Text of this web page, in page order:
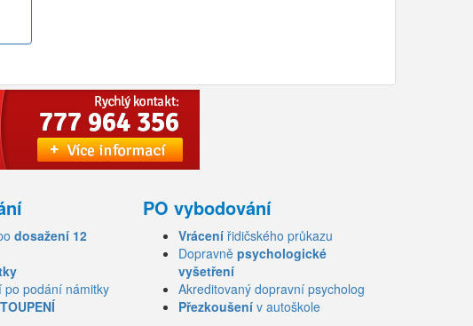
dosažení 12
po podání námitky
PO vybodování
Vrácení řidičského průkazu
Dopravně psychologické
vyšetření
Akreditovaný dopravní psycholog
Přezkoušení v autoškole